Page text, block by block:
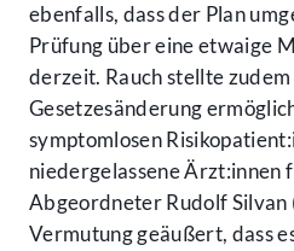
ebenfalls, dass der Plan
Prüfung über eine etwaige
derzeit. Rauch stellte
Gesetzesänderung
symptomlosen
niedergelassene Ärzt:innen
Abgeordneter Rudolf Silvan
Vermutung geäußert, dass